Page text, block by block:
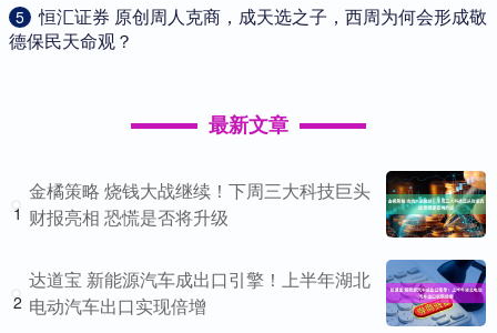
5
​恒汇证券 原创周人克商，成天选之子，西周为何会形成敬
德保民天命观？
最新文章
1
金橘策略 烧钱大战继续！下周三大科技巨头
财报亮相 恐慌是否将升级
2
达道宝 新能源汽车成出口引擎！上半年湖北
电动汽车出口实现倍增